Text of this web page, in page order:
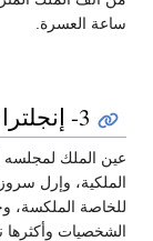
ساعة العسرة.
3- إنجلترا تحت حكم وليم الثالث 1689-1702
عين الملك لمجلسه
الملكية، وإرل
للخاصة الملكسة،
الشخصيات وأكثرها